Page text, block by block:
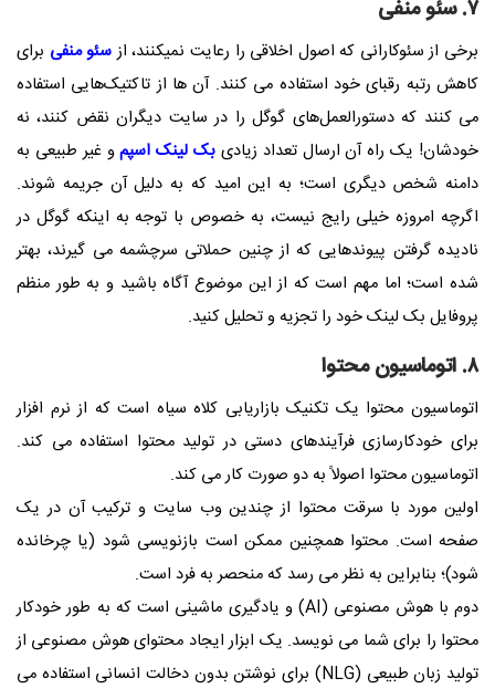
۷. سئو منفی
برخی از سئوکارانی که اصول اخلاقی را رعایت نمیکنند، از سئو منفی برای
کاهش رتبه رقبای خود استفاده می کنند. آن ها از تاکتیک‌هایی استفاده
می کنند که دستورالعمل‌های گوگل را در سایت دیگران نقض کنند، نه
خودشان! یک راه آن ارسال تعداد زیادی بک لینک اسپمو غیر طبیعی به
دامنه شخص دیگری است؛ به این امید که به دلیل آن جریمه شوند.
اگرچه امروزه خیلی رایج نیست، به خصوص با توجه به اینکه گوگل در
نادیده گرفتن پیوندهایی که از چنین حملاتی سرچشمه می گیرند، بهتر
شده است؛ اما مهم است که از این موضوع آگاه باشید و به طور منظم
پروفایل بک لینک خود را تجزیه و تحلیل کنید.
۸. اتوماسیون محتوا
اتوماسیون محتوا یک تکنیک بازاریابی کلاه سیاه است که از نرم افزار
برای خودکارسازی فرآیندهای دستی در تولید محتوا استفاده می کند.
اتوماسیون محتوا اصولاً به دو صورت کار می کند.
اولین مورد با سرقت محتوا از چندین وب سایت و ترکیب آن در یک
صفحه است. محتوا همچنین ممکن است بازنویسی شود (یا چرخانده
شود)؛ بنابراین به نظر می رسد که منحصر به فرد است.
دوم با هوش مصنوعی (AI) و یادگیری ماشینی است که به طور خودکار
محتوا را برای شما می نویسد. یک ابزار ایجاد محتوای هوش مصنوعی از
تولید زبان طبیعی (NLG) برای نوشتن بدون دخالت انسانی استفاده می